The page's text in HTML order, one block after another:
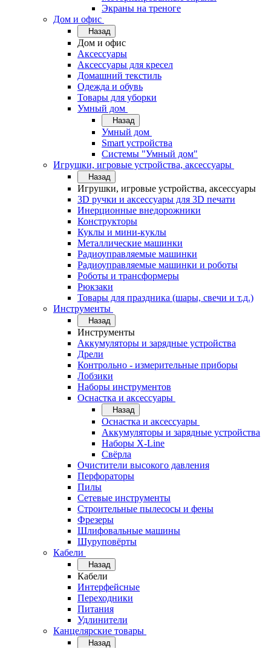
Экраны на треноге
Дом и офис
Назад
Дом и офис
Аксессуары
Аксессуары для кресел
Домашний текстиль
Одежда и обувь
Товары для уборки
Умный дом
Назад
Умный дом
Smart устройства
Системы "Умный дом"
Игрушки, игровые устройства, аксессуары
Назад
Игрушки, игровые устройства, аксессуары
3D ручки и аксессуары для 3D печати
Инерционные внедорожники
Конструкторы
Куклы и мини-куклы
Металлические машинки
Радиоуправляемые машинки
Радиоуправляемые машинки и роботы
Роботы и трансформеры
Рюкзаки
Товары для праздника (шары, свечи и т.д.)
Инструменты
Назад
Инструменты
Аккумуляторы и зарядные устройства
Дрели
Контрольно - измерительные приборы
Лобзики
Наборы инструментов
Оснастка и аксессуары
Назад
Оснастка и аксессуары
Аккумуляторы и зарядные устройства
Наборы X-Line
Свёрла
Очистители высокого давления
Перфораторы
Пилы
Сетевые инструменты
Строительные пылесосы и фены
Фрезеры
Шлифовальные машины
Шуруповёрты
Кабели
Назад
Кабели
Интерфейсные
Переходники
Питания
Удлинители
Канцелярские товары
Назад